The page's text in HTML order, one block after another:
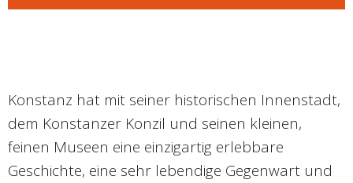
Konstanz hat mit seiner historischen Innenstadt,
dem Konstanzer Konzil und seinen kleinen,
feinen Museen eine einzigartig erlebbare
Geschichte, eine sehr lebendige Gegenwart und